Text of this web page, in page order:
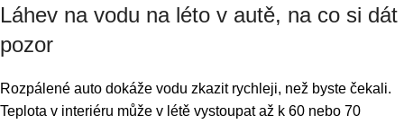
Láhev na vodu na léto v autě, na co si dát
pozor
Rozpálené auto dokáže vodu zkazit rychleji, než byste čekali.
Teplota v interiéru může v létě vystoupat až k 60 nebo 70